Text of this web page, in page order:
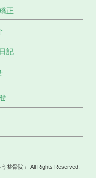
正
記
整骨院」 All Rights Reserved.